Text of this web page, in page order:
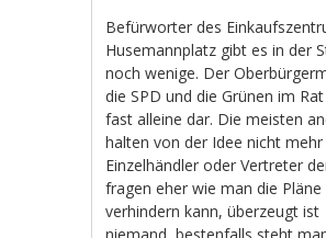
Befürworter des
Husemannplatz gibt es in der
noch wenige. Der
die SPD und die Grünen im
fast alleine dar. Die meisten
halten von der Idee nicht mehr
Einzelhändler oder Vertreter
fragen eher wie man die Pläne
verhindern kann, überzeugt ist